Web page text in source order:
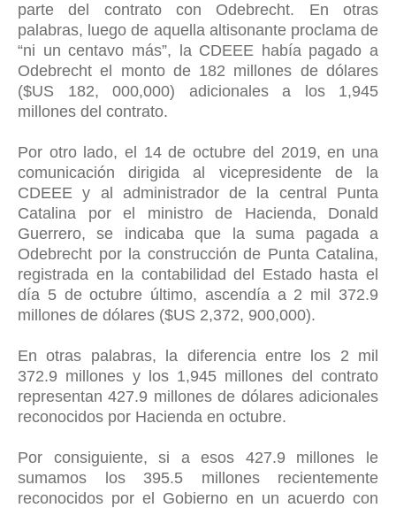
parte del contrato con Odebrecht. En otras
palabras, luego de aquella altisonante proclama de
“ni un centavo más”, la CDEEE había pagado a
Odebrecht el monto de 182 millones de dólares
($US 182, 000,000) adicionales a los 1,945
millones del contrato.
Por otro lado, el 14 de octubre del 2019, en una
comunicación dirigida al vicepresidente de la
CDEEE y al administrador de la central Punta
Catalina por el ministro de Hacienda, Donald
Guerrero, se indicaba que la suma pagada a
Odebrecht por la construcción de Punta Catalina,
registrada en la contabilidad del Estado hasta el
día 5 de octubre último, ascendía a 2 mil 372.9
millones de dólares ($US 2,372, 900,000).
En otras palabras, la diferencia entre los 2 mil
372.9 millones y los 1,945 millones del contrato
representan 427.9 millones de dólares adicionales
reconocidos por Hacienda en octubre.
Por consiguiente, si a esos 427.9 millones le
sumamos los 395.5 millones recientemente
reconocidos por el Gobierno en un acuerdo con